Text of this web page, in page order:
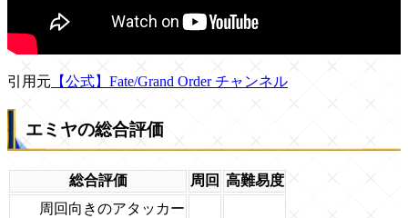
引用元 【公式】Fate/Grand Order チャンネル
エミヤの総合評価
総合評価 周回 高難易度
周回向きのアタッカー